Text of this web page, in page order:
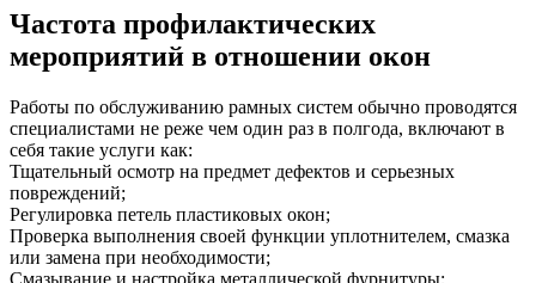
Частота профилактических
мероприятий в отношении окон
Работы по обслуживанию рамных систем обычно проводятся
специалистами не реже чем один раз в полгода, включают в
себя такие услуги как:
Тщательный осмотр на предмет дефектов и серьезных
повреждений;
Регулировка петель пластиковых окон;
Проверка выполнения своей функции уплотнителем, смазка
или замена при необходимости;